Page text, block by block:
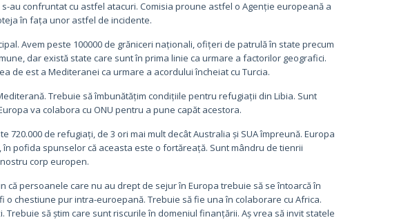
au confruntat cu astfel atacuri. Comisia proune astfel o Agenție europeană a
în fața unor astfel de incidente.
Avem peste 100000 de grăniceri naționali, ofițeri de patrulă în state precum
dar există state care sunt în prima linie ca urmare a factorilor geografici.
de est a Mediteranei ca urmare a acordului încheiat cu Turcia.
Trebuie să îmbunătățim condițiile pentru refugiații din Libia. Sunt
va colabora cu ONU pentru a pune capăt acestora.
720.000 de refugiați, de 3 ori mai mult decât Australia și SUA împreună. Europa
pofida spunselor că aceasta este o fortăreață. Sunt mândru de tienrii
corp europen.
că persoanele care nu au drept de sejur în Europa trebuie să se întoarcă în
chestiune pur intra-euroepană. Trebuie să fie una în colaborare cu Africa.
să știm care sunt riscurile în domeniul finanțării. Aș vrea să invit statele